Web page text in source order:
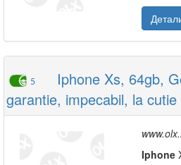
5
Iphone Xs, 64gb,
garantie, impecabil, la cutie
Iphone